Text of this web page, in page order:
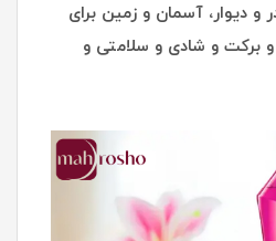
و دیوار، آسمان و زمین برای
و برکت و شادی و سلامتی و